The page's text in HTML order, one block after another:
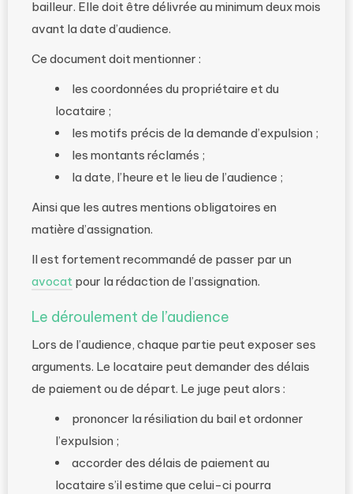
bailleur. Elle doit être délivrée au minimum deux mois
avant la date d’audience.
Ce document doit mentionner :
les coordonnées du propriétaire et du
locataire ;
les motifs précis de la demande d’expulsion ;
les montants réclamés ;
la date, l’heure et le lieu de l’audience ;
Ainsi que les autres mentions obligatoires en
matière d’assignation.
Il est fortement recommandé de passer par un
avocat pour la rédaction de l’assignation.
Le déroulement de l’audience
Lors de l’audience, chaque partie peut exposer ses
arguments. Le locataire peut demander des délais
de paiement ou de départ. Le juge peut alors :
prononcer la résiliation du bail et ordonner
l’expulsion ;
accorder des délais de paiement au
locataire s’il estime que celui-ci pourra